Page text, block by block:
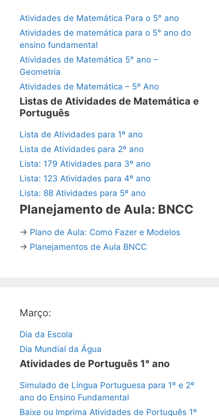
Atividades de Matemática Para o 5° ano
Atividades de matemática para o 5° ano do
ensino fundamental
Atividades de Matemática 5° ano –
Geometria
Atividades de Matemática – 5º Ano
Listas de Atividades de Matemática e
Português
Lista de Atividades para 1º ano
Lista de Atividades para 2º ano
Lista: 179 Atividades para 3º ano
Lista: 123 Atividades para 4º ano
Lista: 88 Atividades para 5º ano
Planejamento de Aula: BNCC
→ Plano de Aula: Como Fazer e Modelos
→ Planejamentos de Aula BNCC
Março:
Dia da Escola
Dia Mundial da Água
Atividades de Português 1° ano
Simulado de Língua Portuguesa para 1º e 2º
ano do Ensino Fundamental
Baixe ou Imprima Atividades de Português 1º